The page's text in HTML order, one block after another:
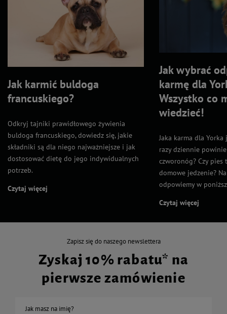
Jak karmić buldoga
francuskiego?
Odkryj tajniki prawidłowego żywienia
buldoga francuskiego, dowiedz się, jakie
składniki są dla niego najważniejsze i jak
dostosować dietę do jego indywidualnych
potrzeb.
Czytaj więcej
Jak wybrać
karmę dla
Wszystko co
wiedzieć!
Jaka karma dla Yorka
razy dziennie
czworonóg? Czy pies
domowe jedzenie?
odpowiemy w
Czytaj więcej
Zapisz się do naszego newslettera
Zyskaj 10% rabatu* na
pierwsze zamówienie
Jak masz na imię?